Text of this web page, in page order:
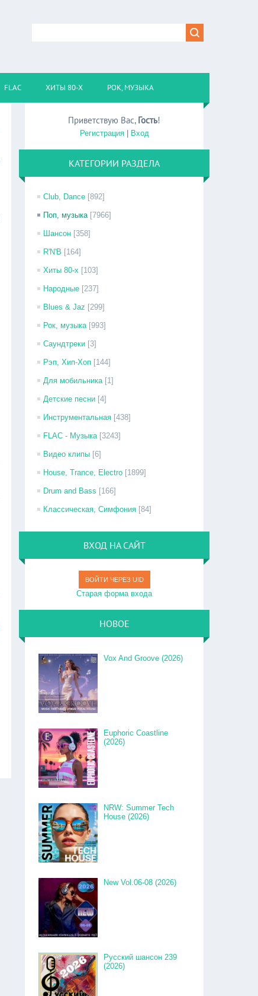
FLAC ХИТЫ 80-Х РОК, МУЗЫКА
Приветствую Вас, Гость!
Регистрация| Вход
КАТЕГОРИИ РАЗДЕЛА
Club, Dance [892]
Поп, музыка [7966]
Шансон [358]
R'N'B [164]
Хиты 80-х [103]
Народные [237]
Blues & Jaz [299]
Рок, музыка [993]
Саундтреки [3]
Рэп, Хип-Хоп [144]
Для мобильника [1]
Детские песни [4]
Инструментальная [438]
FLAC - Музыка [3243]
Видео клипы [6]
House, Trance, Electro [1899]
Drum and Bass [166]
Классическая, Симфония [84]
ВХОД НА САЙТ
ВОЙТИ ЧЕРЕЗ UID
Старая форма входа
НОВОЕ
Vox And Groove (2026)
Euphoric Coastline
(2026)
NRW: Summer Tech
House (2026)
New Vol.06-08 (2026)
Русский шансон 239
(2026)